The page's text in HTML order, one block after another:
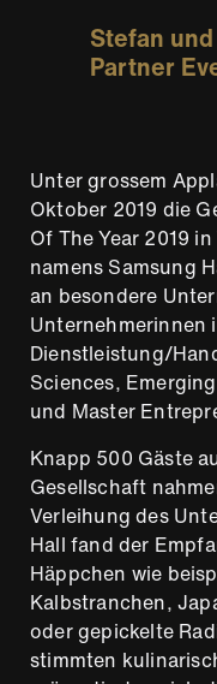
Stefan
Partner
Unter grossem
Oktober 2019 die
Of The Year 2019
namens Samsung
an besondere
Unternehmerinnen
Dienstleistung/
Sciences,
und Master
Knapp 500 Gäste
Gesellschaft
Verleihung des
Hall fand der
Häppchen wie
Kalbstranchen,
oder gepickelte
stimmten